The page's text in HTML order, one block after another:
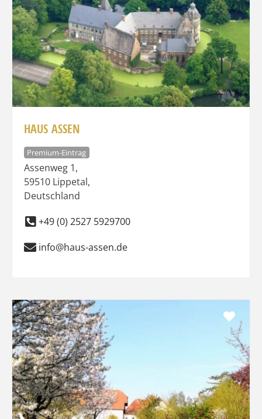
HAUS ASSEN
Premium-Eintrag
Assenweg 1,
59510 Lippetal,
Deutschland
+49 (0) 2527 5929700
info@haus-assen.de